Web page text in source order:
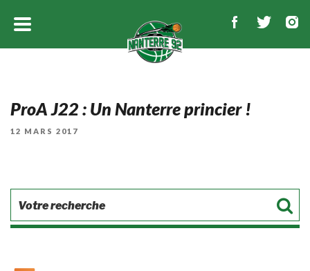
ProA J22 : Un Nanterre princier !
PUBLIÉ
12 MARS 2017